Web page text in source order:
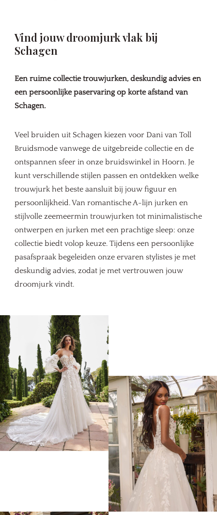
Vind jouw droomjurk vlak bij
Schagen
Een ruime collectie trouwjurken, deskundig advies en
een persoonlijke paservaring op korte afstand van
Schagen.
Veel bruiden uit Schagen kiezen voor Dani van Toll
Bruidsmode vanwege de uitgebreide collectie en de
ontspannen sfeer in onze bruidswinkel in Hoorn. Je
kunt verschillende stijlen passen en ontdekken welke
trouwjurk het beste aansluit bij jouw figuur en
persoonlijkheid. Van romantische A-lijn jurken en
stijlvolle zeemeermin trouwjurken tot minimalistische
ontwerpen en jurken met een prachtige sleep: onze
collectie biedt volop keuze. Tijdens een persoonlijke
pasafspraak begeleiden onze ervaren stylistes je met
deskundig advies, zodat je met vertrouwen jouw
droomjurk vindt.